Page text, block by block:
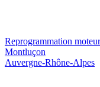
Reprogrammation
Montluçon
Auvergne-Rhône-Alpes